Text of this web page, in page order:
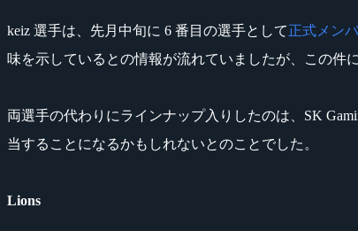
keiz 選手は、先月中旬に 6 番目の選手として正式メン
味を示しているとの情報が流れていましたが、この件
両選手の代わりにラインナップ入りしたのは、SK
当することになるかもしれないとのことでした。
Lions